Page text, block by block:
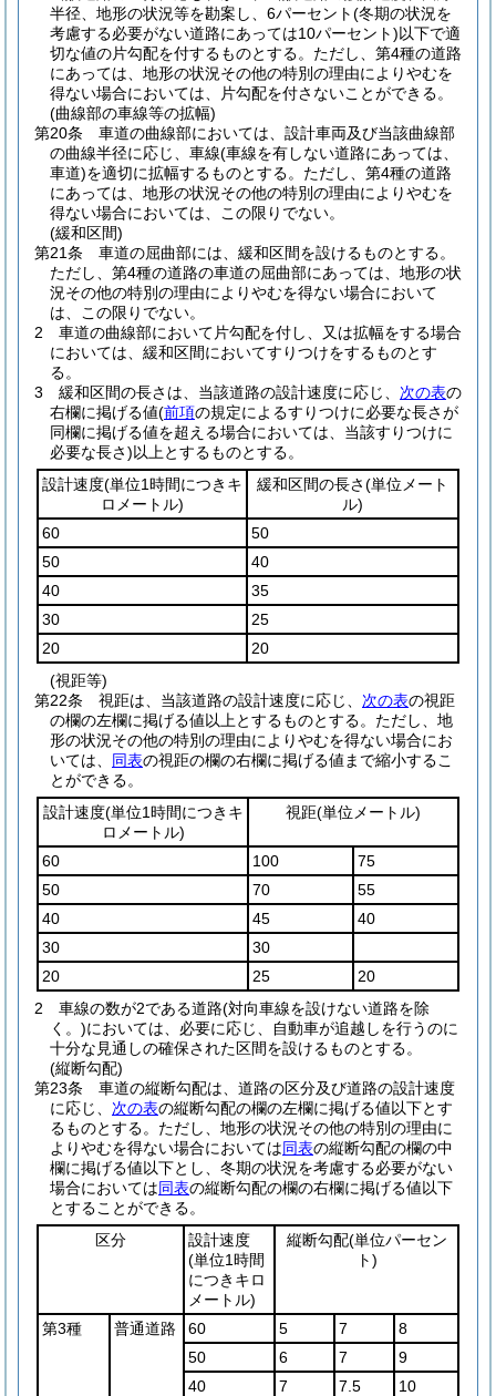
半径、地形の状況等を勘案し、6パーセント(冬期の状況を
考慮する必要がない道路にあっては10パーセント)以下で適
切な値の片勾配を付するものとする。 ただし、第4種の道路
にあっては、地形の状況その他の特別の理由によりやむを
得ない場合においては、片勾配を付さないことができる。
(曲線部の車線等の拡幅)
第20条
車道の曲線部においては、設計車両及び当該曲線部
の曲線半径に応じ、車線(車線を有しない道路にあっては、
車道)を適切に拡幅するものとする。 ただし、第4種の道路
にあっては、地形の状況その他の特別の理由によりやむを
得ない場合においては、この限りでない。
(緩和区間)
第21条
車道の屈曲部には、緩和区間を設けるものとする。
ただし、第4種の道路の車道の屈曲部にあっては、地形の状
況その他の特別の理由によりやむを得ない場合において
は、この限りでない。
2
車道の曲線部において片勾配を付し、又は拡幅をする場合
においては、緩和区間においてすりつけをするものとす
る。
3
緩和区間の長さは、当該道路の設計速度に応じ、 次の表の
右欄に掲げる値(前項の規定によるすりつけに必要な長さが
同欄に掲げる値を超える場合においては、当該すりつけに
必要な長さ)以上とするものとする。
設計速度(単位1時間につきキ
ロメートル)
緩和区間の長さ(単位メート
ル)
60
50
50
40
40
35
30
25
20
20
(視距等)
第22条
視距は、当該道路の設計速度に応じ、 次の表の視距
の欄の左欄に掲げる値以上とするものとする。 ただし、地
形の状況その他の特別の理由によりやむを得ない場合にお
いては、 同表の視距の欄の右欄に掲げる値まで縮小するこ
とができる。
設計速度(単位1時間につきキ
ロメートル)
視距(単位メートル)
60 100
75
50
70
55
40
45
40
30
30
20
25
20
2
車線の数が2である道路(対向車線を設けない道路を除
く。)においては、必要に応じ、自動車が追越しを行うのに
十分な見通しの確保された区間を設けるものとする。
(縦断勾配)
第23条
車道の縦断勾配は、道路の区分及び道路の設計速度
に応じ、 次の表の縦断勾配の欄の左欄に掲げる値以下とす
るものとする。 ただし、地形の状況その他の特別の理由に
よりやむを得ない場合においては同表の縦断勾配の欄の中
欄に掲げる値以下とし、冬期の状況を考慮する必要がない
場合においては同表の縦断勾配の欄の右欄に掲げる値以下
とすることができる。
区分
設計速度
(単位1時間
につきキロ
メートル)
縦断勾配(単位パーセン
ト)
第3種 普通道路 60 5 7
8
50
6 7
9
40
7 7.5
10